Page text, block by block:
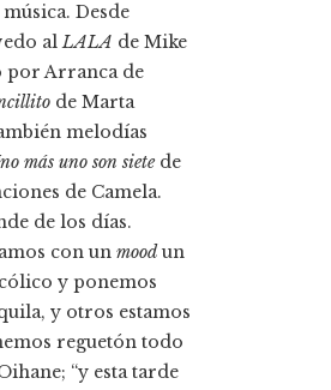
Desde
alLALA de Mike
por Arranca de
de Marta
melodías
más uno son siete de
de Camela.
de los días.
con un moodun
y ponemos
y otros estamos
reguetón todo
“y esta tarde